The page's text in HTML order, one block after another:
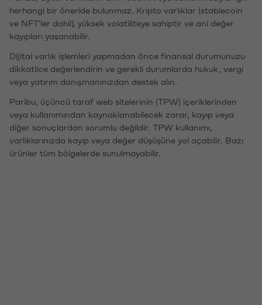
herhangi bir öneride bulunmaz. Kripto varlıklar (stablecoin
ve NFT'ler dahil), yüksek volatiliteye sahiptir ve ani değer
kayıpları yaşanabilir.
Dijital varlık işlemleri yapmadan önce finansal durumunuzu
dikkatlice değerlendirin ve gerekli durumlarda hukuk, vergi
veya yatırım danışmanınızdan destek alın.
Paribu, üçüncü taraf web sitelerinin (TPW) içeriklerinden
veya kullanımından kaynaklanabilecek zarar, kayıp veya
diğer sonuçlardan sorumlu değildir. TPW kullanımı,
varlıklarınızda kayıp veya değer düşüşüne yol açabilir. Bazı
ürünler tüm bölgelerde sunulmayabilir.